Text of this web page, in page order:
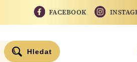
FACEBOOK
Hledat